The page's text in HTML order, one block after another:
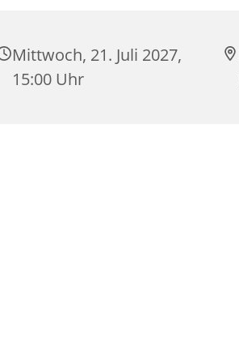
Mittwoch, 21. Juli 2027,
15:00 Uhr